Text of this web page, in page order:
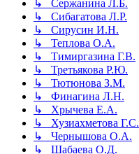
↳ Сержанина Л.Б.
↳ Сибагатова Л.Р.
↳ Сирусин И.Н.
↳ Теплова О.А.
↳ Тимиргазина Г.В.
↳ Третьякова Р.Ю.
↳ Тютюнова З.М.
↳ Финагина Л.Н.
↳ Хрычева Е.А.
↳ Хузиахметова Г.С.
↳ Чернышова О.А.
↳ Шабаева О.Д.